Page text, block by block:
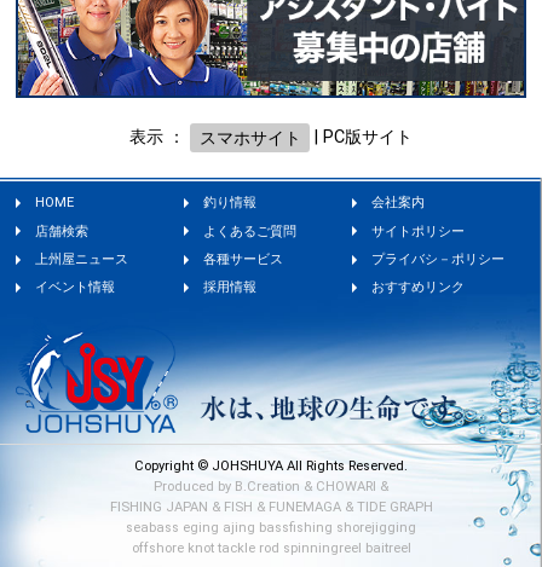
表示 ： スマホサイト PC版サイト
HOME 釣り情報
会社案内
店舗検索
よくあるご質問
サイトポリシー
上州屋ニュース
各種サービス
プライバシ－ポリシー
イベント情報
採用情報 おすすめリンク
Copyright © JOHSHUYA All Rights Reserved.
Produced by B.Creation & CHOWARI &
FISHING JAPAN & FISH & FUNEMAGA& TIDE GRAPH
seabass eging ajing bassfishing shorejigging
offshore knot tackle rod spinningreel baitreel